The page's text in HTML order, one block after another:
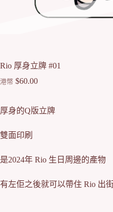
Rio 厚身立牌 #01
港幣 $60.00
厚身的Q版立牌
雙面印刷
是2024年 Rio 生日周邊的產物
有左佢之後就可以帶住 Rio